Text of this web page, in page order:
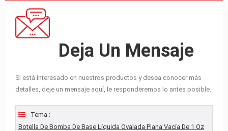
Deja Un Mensaje
Si está interesado en nuestros productos y desea conocer más
detalles, deje un mensaje aquí, le responderemos lo antes posible.
Tema :
Botella De Bomba De Base Líquida Ovalada Plana Vacía De 1 Oz